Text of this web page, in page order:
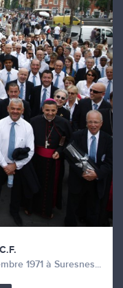
1971 à Suresnes...